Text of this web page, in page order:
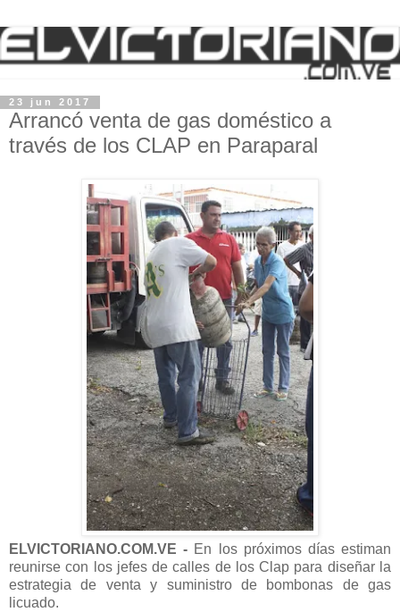
23 jun 2017
Arrancó venta de gas doméstico a
través de los CLAP en Paraparal
ELVICTORIANO.COM.VE - En los próximos días estiman
reunirse con los jefes de calles de los Clap para diseñar la
estrategia de venta y suministro de bombonas de gas
licuado.